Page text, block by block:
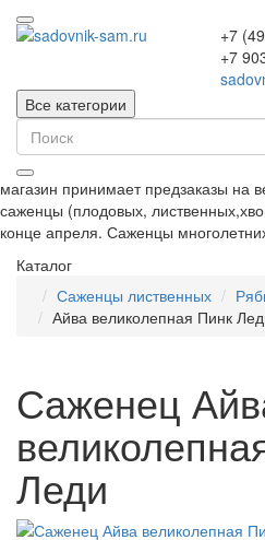
+7
+7
Все категории
магазин принимает предзаказы на
саженцы (плодовых,
конце апреля. Саженцы
Каталог
Саженцы лиственных
Айва великолепная Пинк
Саженец
Леди